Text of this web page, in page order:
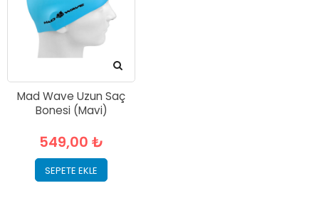
Mad Wave Uzun Saç
Bonesi (Mavi)
549,00 ₺
SEPETE EKLE